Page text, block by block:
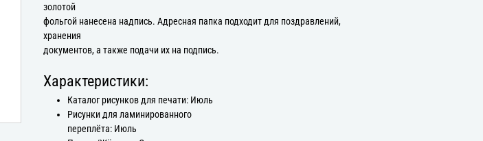
золотой
фольгой нанесена надпись. Адресная папка подходит для поздравлений,
хранения
документов, а также подачи их на подпись.
Характеристики:
Каталог рисунков для печати: Июль
Рисунки для ламинированного
переплёта: Июль